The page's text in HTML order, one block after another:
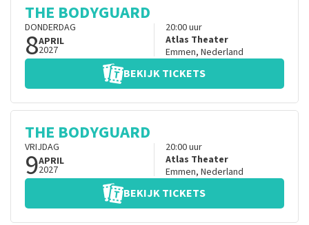
THE BODYGUARD
DONDERDAG
8APRIL
2027
20:00uur
Atlas Theater
Emmen, Nederland
BEKIJK TICKETS
THE BODYGUARD
VRIJDAG
9APRIL
2027
20:00uur
Atlas Theater
Emmen, Nederland
BEKIJK TICKETS